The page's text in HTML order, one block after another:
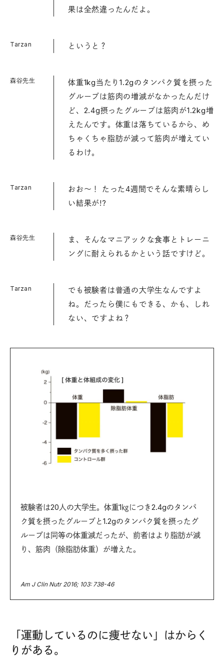
果は全然違ったんだよ。
Tarzan というと？
森谷先生
体重1kg当たり1.2gのタンパク質を摂った
グループは筋肉の増減がなかったんだけ
ど、2.4g摂ったグループは筋肉が1.2kg増
えたんです。体重は落ちているから、め
ちゃくちゃ脂肪が減って筋肉が増えてい
るわけ。
Tarzan
おお〜！ たった4週間でそんな素晴らし
い結果が!?
森谷先生
ま、そんなマニアックな食事とトレーニ
ングに耐えられるかという話ですけど。
Tarzan
でも被験者は普通の大学生なんですよ
ね。だったら僕にもできる、かも、しれ
ない、ですよね？
被験者は20人の大学生。体重1㎏につき2.4gのタンパ
ク質を摂ったグループと1.2gのタンパク質を摂ったグ
ループは同等の体重減だったが、前者はより脂肪が減
り、筋肉（除脂肪体重）が増えた。
Am J Clin Nutr 2016; 103: 738-46
「運動しているのに痩せない」はからく
りがある。